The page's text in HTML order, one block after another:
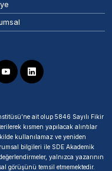
ait olup 5846 Sayılı Fikir
kısmen yapılacak alıntılar
kullanılamaz ve yeniden
bilgileri ile SDE Akademik
yalnızca yazarının
görüşünü temsil etmemektedir.